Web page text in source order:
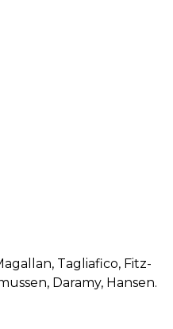
Tagliafico, Fitz-
Daramy, Hansen.